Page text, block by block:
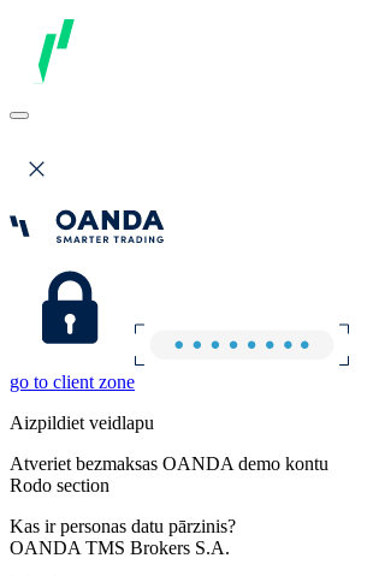
go to client zone
Aizpildiet veidlapu
Atveriet bezmaksas OANDA demo kontu
Rodo section
Kas ir personas datu pārzinis?
OANDA TMS Brokers S.A.